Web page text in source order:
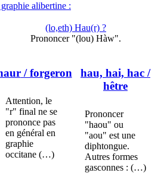
alibertine :
(lo,eth) Hau(r) ?
Prononcer "(lou) Hàw".
/ forgeron
Attention, le
"r" final ne se
prononce pas
en général en
graphie
occitane (…)
hau, hai, hac /
hêtre
Prononcer
"haou" ou
"aou" est une
diphtongue.
Autres formes
gasconnes : (…)